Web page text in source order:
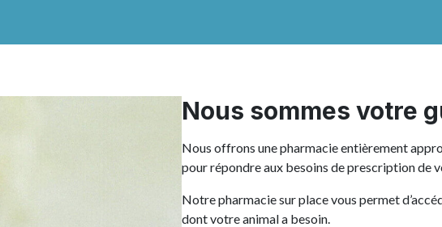
Nous sommes votre
Nous offrons une pharmacie entièrement
pour répondre aux besoins de prescription de
Notre pharmacie sur place vous permet
dont votre animal a besoin.